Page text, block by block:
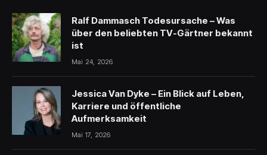
Ralf Dammasch Todesursache – Was
über den beliebten TV-Gärtner bekannt
ist
Mai 24, 2026
Jessica Van Dyke – Ein Blick auf Leben,
Karriere und öffentliche
Aufmerksamkeit
Mai 17, 2026